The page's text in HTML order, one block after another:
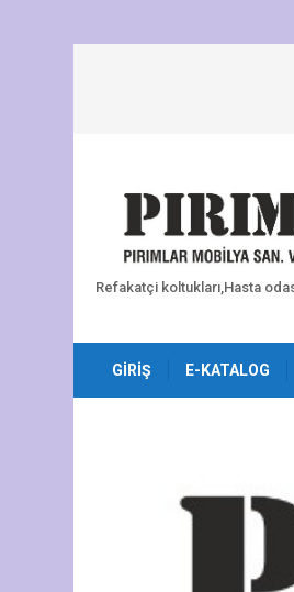
Refakatçi koltukları,Hasta
GIRIŞ E-KATALOG